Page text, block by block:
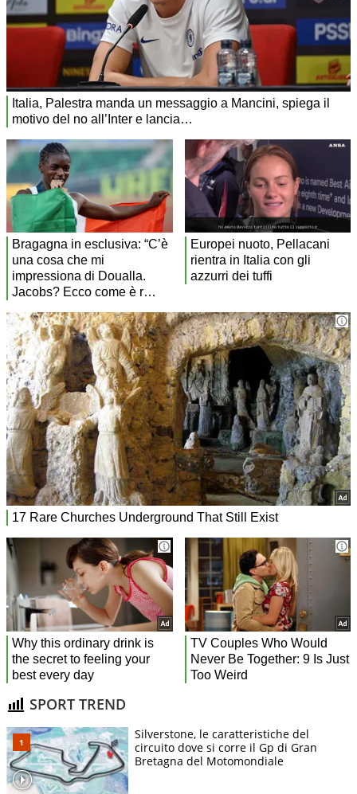
SPORT TREND
Silverstone, le caratteristiche del
circuito dove si corre il Gp di Gran
Bretagna del Motomondiale